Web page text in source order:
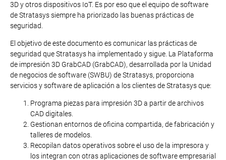
3D y otros dispositivos IoT. Es por eso que el equipo de software
de Stratasys siempre ha priorizado las buenas prácticas de
seguridad.
El objetivo de este documento es comunicar las prácticas de
seguridad que Stratasys ha implementado y sigue. La Plataforma
de impresión 3D GrabCAD (GrabCAD), desarrollada por la Unidad
de negocios de software (SWBU) de Stratasys, proporciona
servicios y software de aplicación a los clientes de Stratasys que:
Programa piezas para impresión 3D a partir de archivos
CAD digitales.
Gestionan entornos de oficina compartida, de fabricación y
talleres de modelos.
Recopilan datos operativos sobre el uso de la impresora y
los integran con otras aplicaciones de software empresarial